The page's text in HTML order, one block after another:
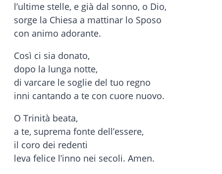
l’ultime stelle, e già dal sonno, o Dio,
sorge la Chiesa a mattinar lo Sposo
con animo adorante.
Così ci sia donato,
dopo la lunga notte,
di varcare le soglie del tuo regno
inni cantando a te con cuore nuovo.
O Trinità beata,
a te, suprema fonte dell’essere,
il coro dei redenti
leva felice l’inno nei secoli. Amen.